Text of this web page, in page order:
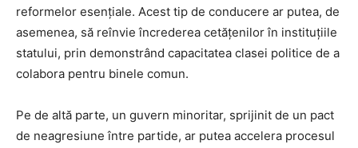
reformelor esențiale. Acest tip de conducere ar putea, de
asemenea, să reînvie încrederea cetățenilor în instituțiile
statului, prin demonstrând capacitatea clasei politice de a
colabora pentru binele comun.
Pe de altă parte, un guvern minoritar, sprijinit de un pact
de neagresiune între partide, ar putea accelera procesul